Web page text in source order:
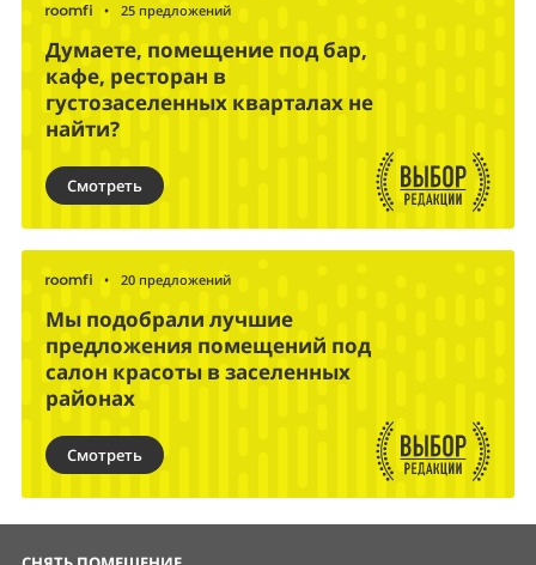
• 25 предложений
Думаете, помещение под бар,
кафе, ресторан в
густозаселенных кварталах не
найти?
Смотреть
• 20 предложений
Мы подобрали лучшие
предложения помещений под
салон красоты в заселенных
районах
Смотреть